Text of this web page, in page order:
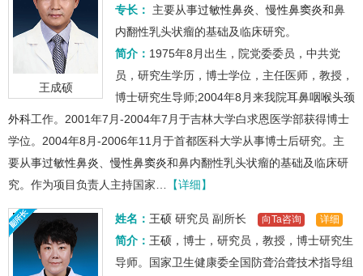
王成硕
专长： 主要从事过敏性鼻炎 、慢性鼻窦炎和鼻
内翻性乳头状瘤的基础及临床研究。
简介： 1975年8月出生，院党委委员，中共党
员，研究生学历，博士学位，主任医师，教授，
博士研究生导师;2004年8月来我院耳鼻咽喉头颈
外科工作。2001年7月-2004年7月于吉林大学白求恩医学部获得博士
学位。2004年8月-2006年11月于首都医科大学从事博士后研究。主
要从事过敏性鼻炎 、慢性鼻窦炎和鼻内翻性乳头状瘤的基础及临床研
究。作为项目负责人主持国家…
【详细】
姓名： 王硕 研究员 副所长 向Ta咨询 详细
简介： 王硕 ，博士，研究员，教授，博士研究生
导师。国家卫生健康委全国防聋治聋技术指导组